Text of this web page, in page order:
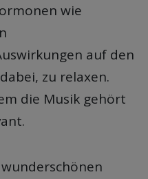
wie
auf den
zu relaxen.
die Musik gehört